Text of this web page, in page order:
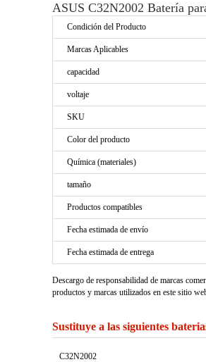
ASUS C32N2002 Batería
Condición del Producto
Marcas Aplicables
capacidad
voltaje
SKU
Color del producto
Química (materiales)
tamaño
Productos compatibles
Fecha estimada de envío
Fecha estimada de entrega
Descargo de responsabilidad de marcas
productos y marcas utilizados en este sitio
Sustituye a las siguientes
C32N2002